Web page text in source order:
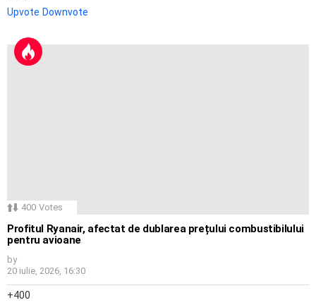
Upvote Downvote
400 Votes
Profitul Ryanair, afectat de dublarea prețului combustibilului
pentru avioane
by
20 iulie, 2026, 16:30
400